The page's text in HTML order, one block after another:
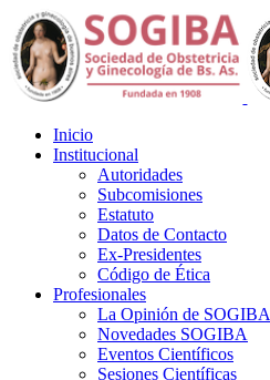
Inicio
Institucional
Autoridades
Subcomisiones
Estatuto
Datos de Contacto
Ex-Presidentes
Código de Ética
Profesionales
La Opinión de SOGIBA
Novedades SOGIBA
Eventos Científicos
Sesiones Científicas